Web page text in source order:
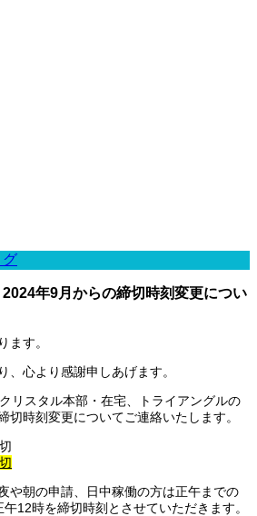
グ
2024年9月からの締切時刻変更につい
ます。
、心より感謝申しあげます。
リスタル本部・在宅、トライアングルの
切時刻変更についてご連絡いたします。
や朝の申請、日中稼働の方は正午までの
12時を締切時刻とさせていただきます。